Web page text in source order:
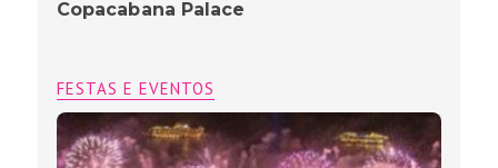
Copacabana Palace
FESTAS E EVENTOS